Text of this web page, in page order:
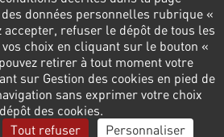
DE CONTACT
Gestion des cookies
données personnelles rubrique «
accepter, refuser le dépôt de tous les
choix en cliquant sur le bouton «
retirer à tout moment votre
sur Gestion des cookies en pied de
sans exprimer votre choix
des cookies.
Tout refuser Personnaliser